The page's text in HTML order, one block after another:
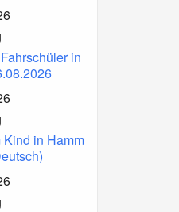
in
Kind in Hamm